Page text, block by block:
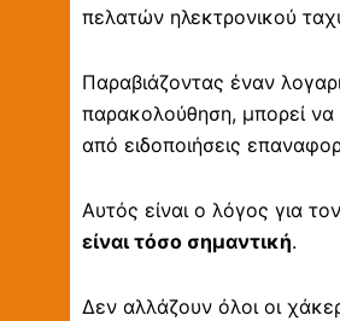
πελατών ηλεκτρονικού
Παραβιάζοντας έναν
παρακολούθηση, μπορεί να
από ειδοποιήσεις
Αυτός είναι ο λόγος για
είναι τόσο σημαντική.
Δεν αλλάζουν όλοι οι